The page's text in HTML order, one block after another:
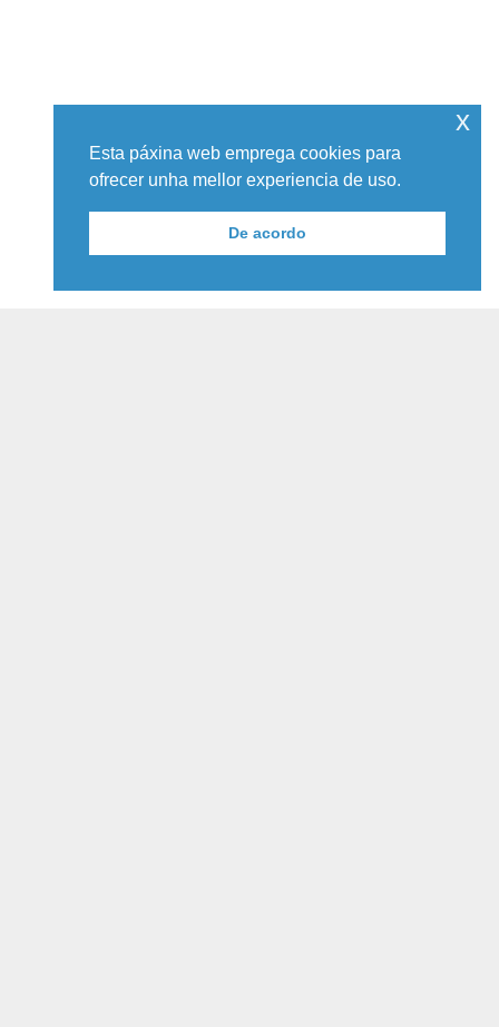
Esta páxina web emprega cookies para
ofrecer unha mellor experiencia de uso.
De acordo
x